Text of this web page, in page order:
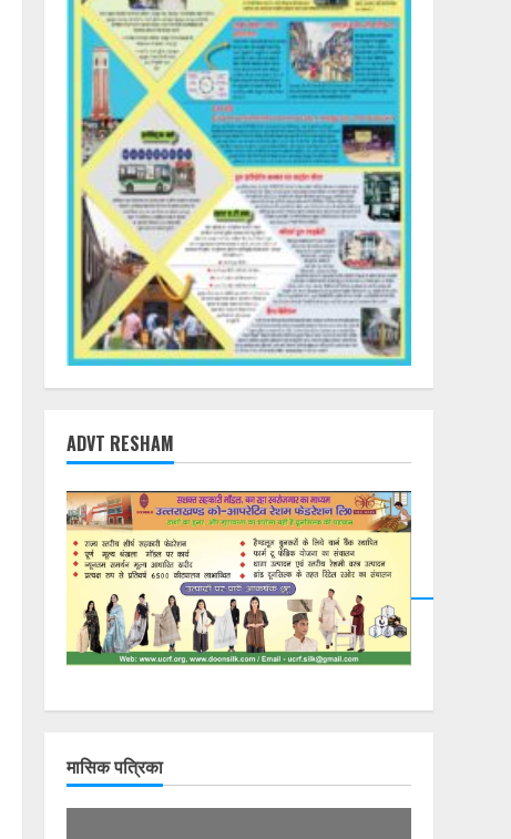
ADVT RESHAM
मासिक पत्रिका